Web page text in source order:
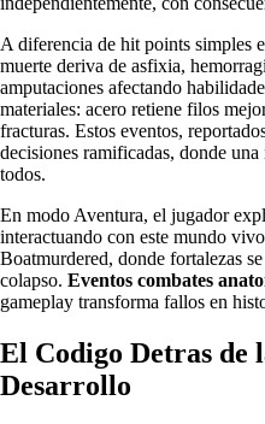
A diferencia de hit points simples
muerte deriva de asfixia,
amputaciones afectando
materiales: acero retiene filos
fracturas. Estos eventos,
decisiones ramificadas, donde
todos.
En modo Aventura, el jugador
interactuando con este mundo
Boatmurdered, donde fortalezas
colapso. Eventos combates
gameplay transforma fallos en
El Codigo Detras de
Desarrollo